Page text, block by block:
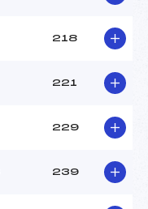
218
221
229
239